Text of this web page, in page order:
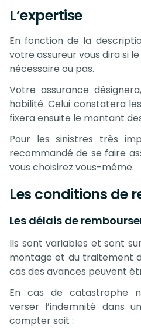
L’expertise
En fonction de la
votre assureur vous dira si le
nécessaire ou pas.
Votre assurance
habilité. Celui constatera
fixera ensuite le montant
Pour les sinistres très
recommandé de se faire
vous choisirez vous-même.
Les conditions de
Les délais de
Ils sont variables et sont
montage et du traitement
cas des avances peuvent
En cas de catastrophe
verser l’indemnité dans
compter soit :